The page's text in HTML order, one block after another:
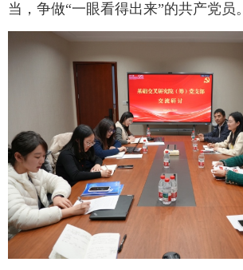
当，争做“一眼看得出来”的共产党员。